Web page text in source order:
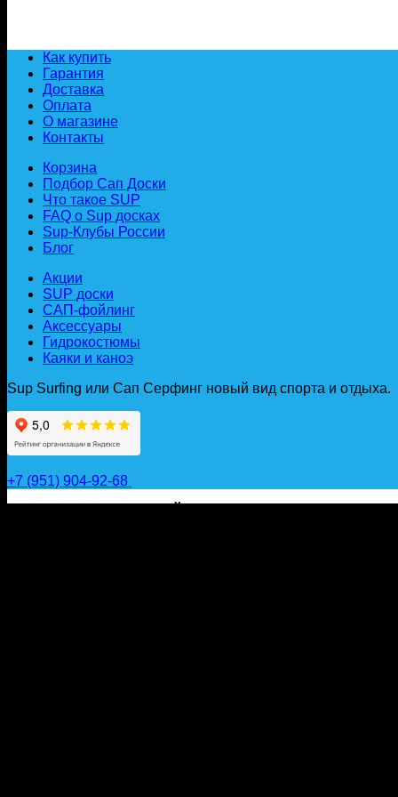
Как купить
Гарантия
Доставка
Оплата
О магазине
Контакты
Корзина
Подбор Сап Доски
Что такое SUP
FAQ о Sup досках
Sup-Клубы России
Блог
Акции
SUP доски
САП-фойлинг
Аксессуары
Гидрокостюмы
Каяки и каноэ
Sup Surfing или Сап Серфинг новый вид спорта и отдыха.
+7 (951) 904-92-68